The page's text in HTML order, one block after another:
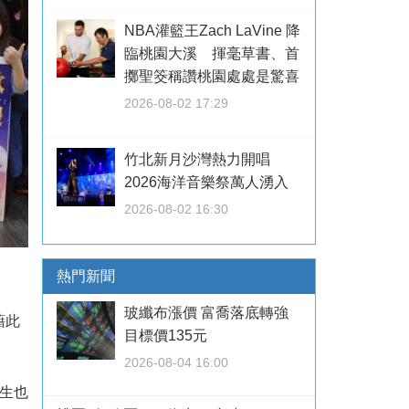
此
也
NBA灌籃王Zach LaVine 降
臨桃園大溪 揮毫草書、首
擲聖筊稱讚桃園處處是驚喜
2026-08-02 17:29
竹北新月沙灣熱力開唱
2026海洋音樂祭萬人湧入
2026-08-02 16:30
熱門新聞
玻纖布漲價 富喬落底轉強
目標價135元
2026-08-04 16:00